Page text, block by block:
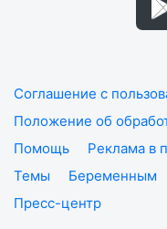
Соглашение с
Положение об
Помощь
Реклама в
Темы
Беременным
Пресс-центр